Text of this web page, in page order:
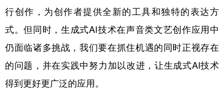
行创作，为创作者提供全新的工具和独特的表达方
式。但同时，生成式AI技术在声音类文艺创作应用中
仍面临诸多挑战，我们要在抓住机遇的同时正视存在
的问题，并在实践中努力加以改进，让生成式AI技术
得到更好更广泛的应用。